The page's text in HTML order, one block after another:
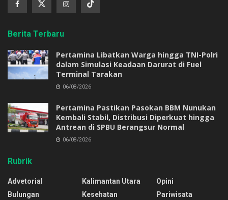
Berita Terbaru
Pertamina Libatkan Warga hingga TNI-Polri
dalam Simulasi Keadaan Darurat di Fuel
Terminal Tarakan
06/08/2026
Pertamina Pastikan Pasokan BBM Nunukan
Kembali Stabil, Distribusi Diperkuat hingga
Antrean di SPBU Berangsur Normal
06/08/2026
Rubrik
Advetorial
Bulungan
Kalimantan Utara
Kesehatan
Opini
Pariwisata